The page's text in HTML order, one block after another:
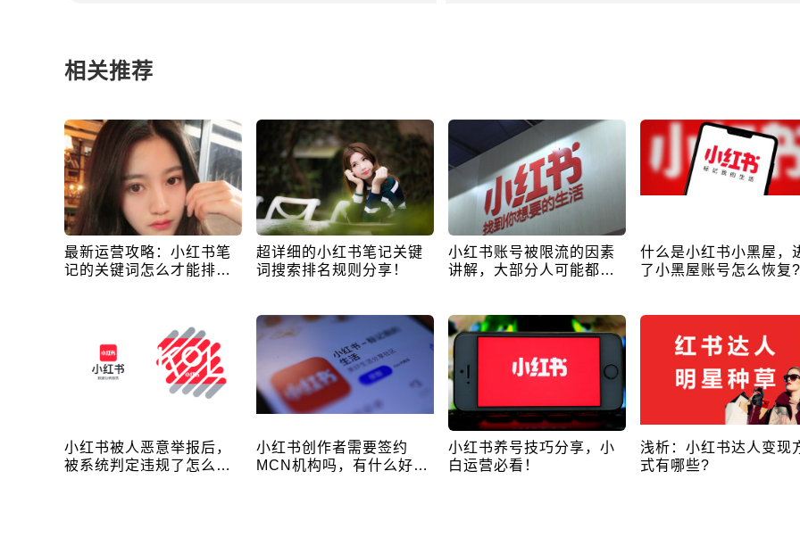
相关推荐
最新运营攻略：小红书笔
记的关键词怎么才能排上
超详细的小红书笔记关键
词搜索排名规则分享！
小红书账号被限流的因素
讲解，大部分人可能都不
什么是小红书小黑屋，
了小黑屋账号怎么恢复?
小红书被人恶意举报后，
被系统判定违规了怎么
小红书创作者需要签约
MCN机构吗，有什么好
小红书养号技巧分享，小
白运营必看！
浅析：小红书达人变现
式有哪些?